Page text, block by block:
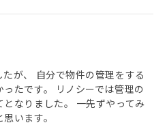
が、 自分で物件の管理をする
たです。 リノシーでは管理の
なりました。 一先ずやってみ
います。